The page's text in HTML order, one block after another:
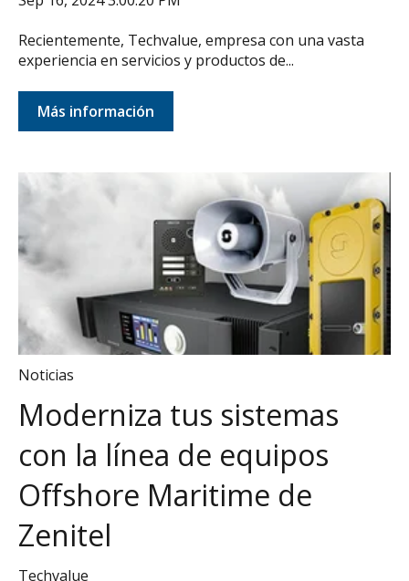
Recientemente, Techvalue, empresa con una vasta
experiencia en servicios y productos de...
Más información
Noticias
Moderniza tus sistemas
con la línea de equipos
Offshore Maritime de
Zenitel
Techvalue